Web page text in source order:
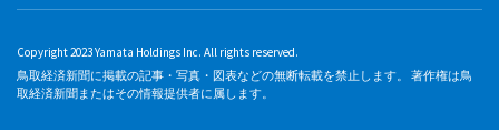
Copyright 2023 Yamata Holdings Inc. All rights reserved.
鳥取経済新聞に掲載の記事・写真・図表などの無断転載を禁止します。 著作権は鳥
取経済新聞またはその情報提供者に属します。